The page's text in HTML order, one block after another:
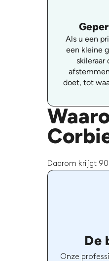
Als u een
een kleine
skileraar
doet, tot
Daarom krijgt
De
Onze